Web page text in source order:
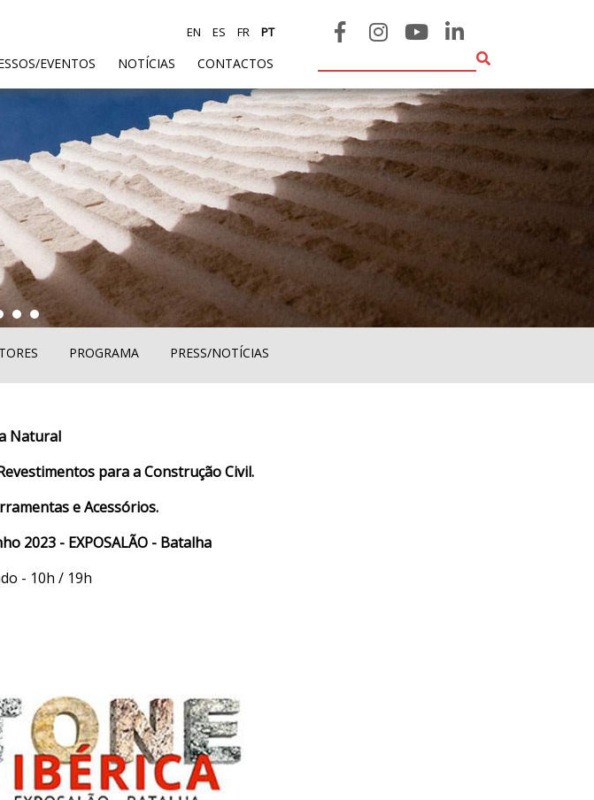
EVENTOS NOTÍCIAS CONTACTOS
EN ES FR PT
PROGRAMA PRESS/NOTÍCIAS
Natural
para a Construção Civil.
e Acessórios.
2023 - EXPOSALÃO - Batalha
- 10h / 19h